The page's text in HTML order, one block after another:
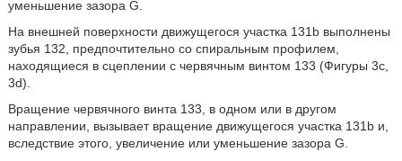
уменьшение зазора G.
На внешней поверхности движущегося участка 131b выполнены
зубья 132, предпочтительно со спиральным профилем,
находящиеся в сцеплении с червячным винтом 133 (Фигуры 3с,
3d).
Вращение червячного винта 133, в одном или в другом
направлении, вызывает вращение движущегося участка 131b и,
вследствие этого, увеличение или уменьшение зазора G.